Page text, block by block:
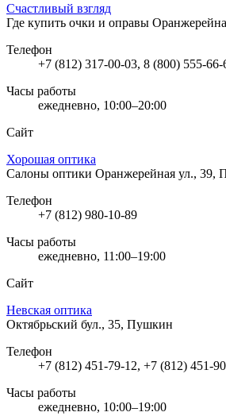
Счастливый взгляд
Где купить очки и оправы
Телефон
+7 (812) 317-00-03, 8 (800) 555-66-
Часы работы
ежедневно, 10:00–20:00
Сайт
Хорошая оптика
Салоны оптики Оранжерейная ул., 39,
Телефон
+7 (812) 980-10-89
Часы работы
ежедневно, 11:00–19:00
Сайт
Невская оптика
Октябрьский бул., 35, Пушкин
Телефон
+7 (812) 451-79-12, +7 (812) 451-
Часы работы
ежедневно, 10:00–19:00